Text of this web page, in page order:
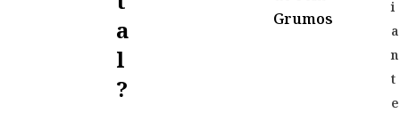
A
L
?
Grumos
i
a
n
t
e